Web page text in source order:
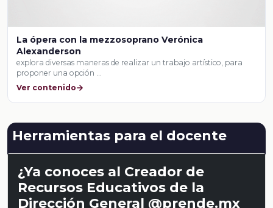
La ópera con la mezzosoprano Verónica
Alexanderson
explora diversas maneras de realizar un trabajo artístico, para
proponer una opción …
Ver contenido
Herramientas para el docente
¿Ya conoces al Creador de
Recursos Educativos de la
Dirección General @prende.mx